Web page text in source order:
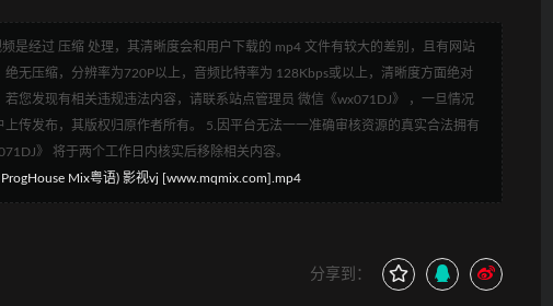
是经过 压缩 处理，其清晰度会和用户下载的 mp4 文件有较大的差别，且有网站
无压缩，分辨率为720P以上，音频比特率为 128Kbps或以上，清晰度方面绝对
您发现有相关违规违法内容，请联系站点管理员 微信《wx071DJ》 ，一旦情况
传发布，其版权归原作者所有。 5.因平台无法一一准确审核资源的真实合法拥有
》 将于两个工作日内核实后移除相关内容。
Mix粤语) 影视vj [www.mqmix.com].mp4
分享到：